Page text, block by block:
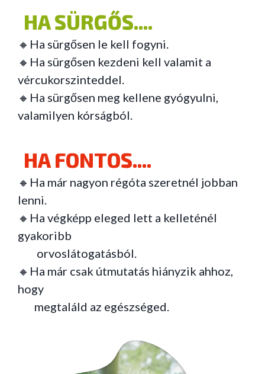
HA SÜRGŐS....
🔸Ha sürgősen le kell fogyni.
🔸Ha sürgősen kezdeni kell valamit a
vércukorszinteddel.
🔸Ha sürgősen meg kellene gyógyulni,
valamilyen kórságból.
HA FONTOS....
🔸Ha már nagyon régóta szeretnél jobban
lenni.
🔸Ha végképp eleged lett a kelleténél
gyakoribb
orvoslátogatásból.
🔸Ha már csak útmutatás hiányzik ahhoz,
hogy
megtaláld az egészséged.